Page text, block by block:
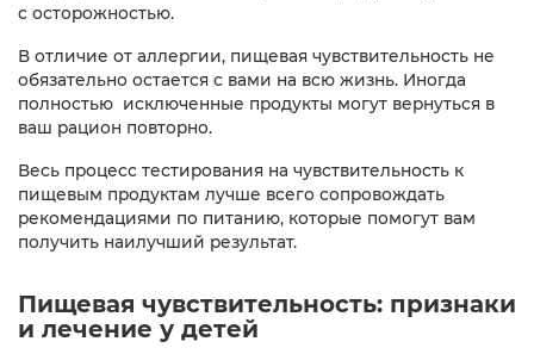
с осторожностью.
В отличие от аллергии, пищевая чувствительность не
обязательно остается с вами на всю жизнь. Иногда
полностью исключенные продукты могут вернуться в
ваш рацион повторно.
Весь процесс тестирования на чувствительность к
пищевым продуктам лучше всего сопровождать
рекомендациями по питанию, которые помогут вам
получить наилучший результат.
Пищевая чувствительность: признаки
и лечение у детей